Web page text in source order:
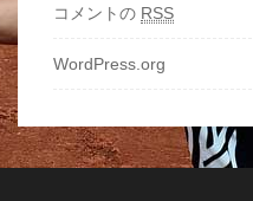
コメントの RSS
WordPress.org